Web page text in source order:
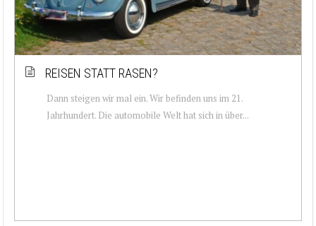
REISEN STATT RASEN?
Dann steigen wir mal ein. Wir befinden uns im 21.
Jahrhundert. Die automobile Welt hat sich in über...